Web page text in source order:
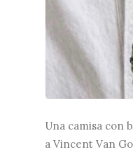
Una camisa con
a Vincent Van